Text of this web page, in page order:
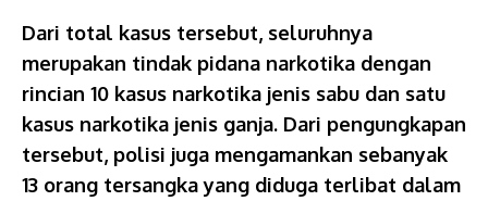
Dari total kasus tersebut, seluruhnya
merupakan tindak pidana narkotika dengan
rincian 10 kasus narkotika jenis sabu dan satu
kasus narkotika jenis ganja. Dari pengungkapan
tersebut, polisi juga mengamankan sebanyak
13 orang tersangka yang diduga terlibat dalam